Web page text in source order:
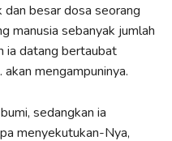
besar dosa seorang
manusia sebanyak jumlah
ia datang bertaubat
mengampuninya.
sedangkan ia
menyekutukan-Nya,